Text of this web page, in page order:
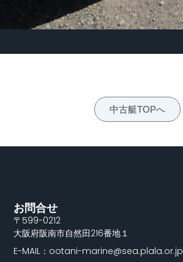
中古艇TOPへ
お問合せ
〒599-0212
大阪府阪南市自然田216番地１
E-MAIL：ootani-marine@sea.plala.or.jp